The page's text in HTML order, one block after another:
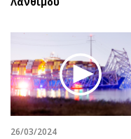
26/03/2024